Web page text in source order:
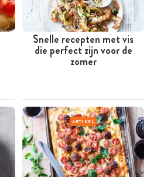
Snelle recepten met vis
die perfect zijn voor de
zomer
ARTIKEL